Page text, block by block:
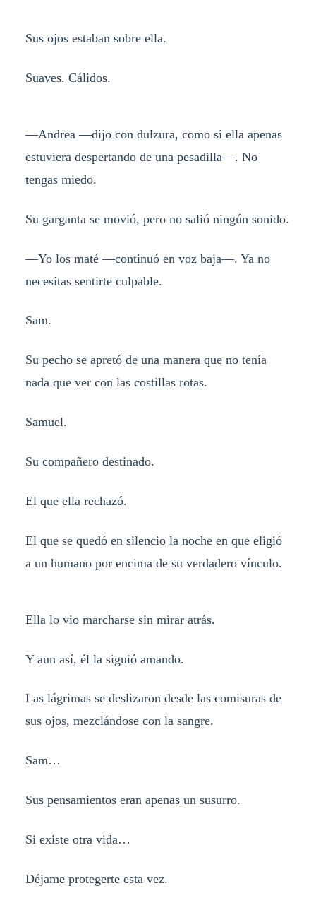
Sus ojos estaban sobre ella.
Suaves. Cálidos.
—Andrea —dijo con dulzura, como si ella apenas
estuviera despertando de una pesadilla—. No
tengas miedo.
Su garganta se movió, pero no salió ningún sonido.
—Yo los maté —continuó en voz baja—. Ya no
necesitas sentirte culpable.
Sam.
Su pecho se apretó de una manera que no tenía
nada que ver con las costillas rotas.
Samuel.
Su compañero destinado.
El que ella rechazó.
El que se quedó en silencio la noche en que eligió
a un humano por encima de su verdadero vínculo.
Ella lo vio marcharse sin mirar atrás.
Y aun así, él la siguió amando.
Las lágrimas se deslizaron desde las comisuras de
sus ojos, mezclándose con la sangre.
Sam…
Sus pensamientos eran apenas un susurro.
Si existe otra vida…
Déjame protegerte esta vez.